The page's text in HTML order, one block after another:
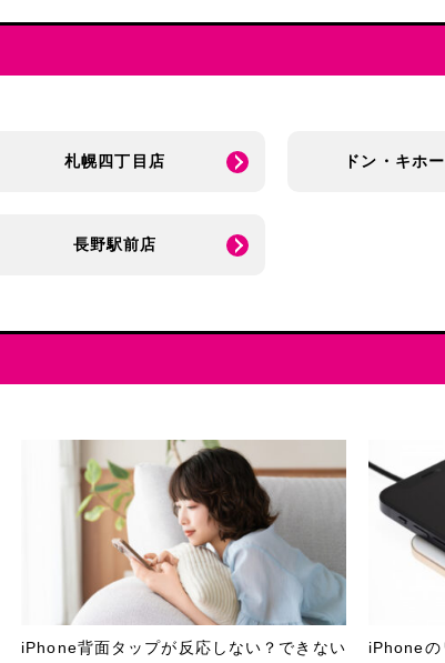
札幌四丁目店 ドン・キホ
長野駅前店
iPhone背面タップが反応しない？できない
iPhoneの